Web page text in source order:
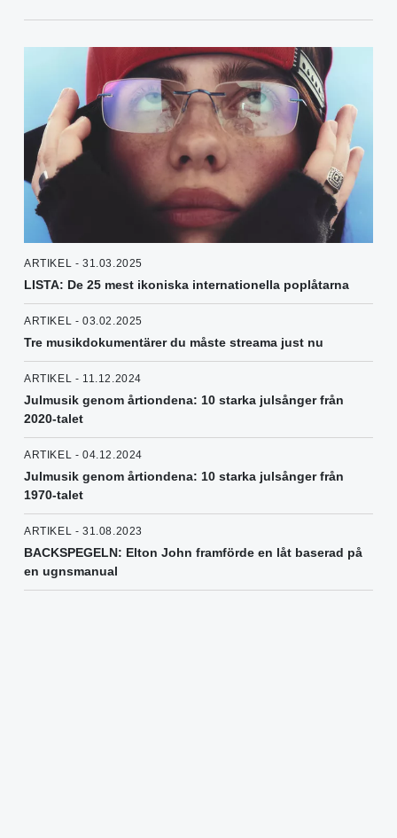
ARTIKEL - 31.03.2025
LISTA: De 25 mest ikoniska internationella poplåtarna
ARTIKEL - 03.02.2025
Tre musikdokumentärer du måste streama just nu
ARTIKEL - 11.12.2024
Julmusik genom årtiondena: 10 starka julsånger från
2020-talet
ARTIKEL - 04.12.2024
Julmusik genom årtiondena: 10 starka julsånger från
1970-talet
ARTIKEL - 31.08.2023
BACKSPEGELN: Elton John framförde en låt baserad på
en ugnsmanual